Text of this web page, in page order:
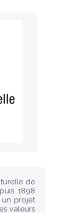
de
1898
un projet
valeurs